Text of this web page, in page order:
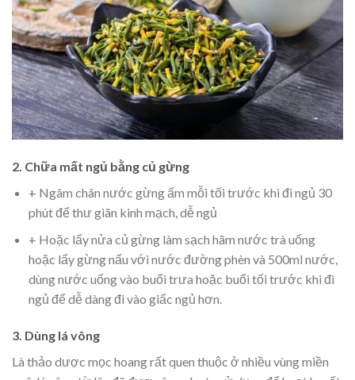
2. Chữa mất ngủ bằng củ gừng
+ Ngâm chân nước gừng ấm mỗi tối trước khi đi ngủ 30
phút để thư giãn kinh mạch, dễ ngủ
+ Hoặc lấy nửa củ gừng làm sạch hãm nước trà uống
hoặc lấy gừng nấu với nước đường phèn và 500ml nước,
dùng nước uống vào buổi trưa hoặc buổi tối trước khi đi
ngủ để dễ dàng đi vào giấc ngủ hơn.
3. Dùng lá vông
Là thảo dược mọc hoang rất quen thuộc ở nhiều vùng miền